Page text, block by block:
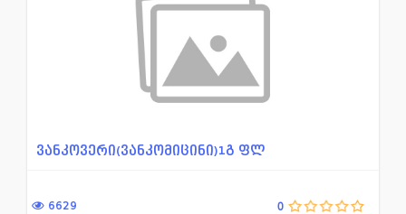
ვანკოვერი(ვანკომიცინი)1გ ფლ
6629 0